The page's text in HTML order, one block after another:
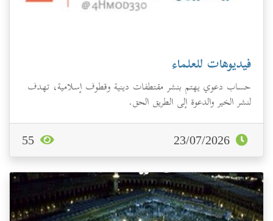
فيديوهات للعلماء
حساب دعوي يهتم بنشر مقتطفات دينية وقطوف إسلامية، تهدف
لنشر الخير والدعوة إلى الطريق الحق.